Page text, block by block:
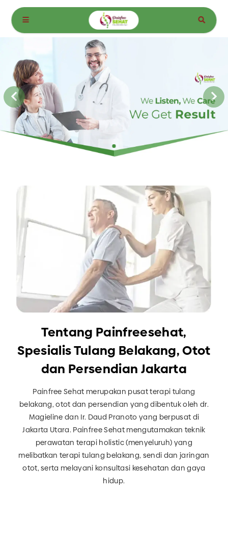
Tentang Painfreesehat, Spesialis
Tulang Belakang, Otot dan
Persendian Jakarta
Tentang Painfreesehat,
Spesialis Tulang Belakang, Otot
dan Persendian Jakarta
Painfree Sehat merupakan pusat terapi tulang
belakang, otot dan persendian yang dibentuk oleh dr.
Magieline dan Ir. Daud Pranoto yang berpusat di
Jakarta Utara. Painfree Sehat mengutamakan teknik
perawatan terapi holistic (menyeluruh) yang
melibatkan terapi tulang belakang, sendi dan jaringan
otot, serta melayani konsultasi kesehatan dan gaya
hidup.